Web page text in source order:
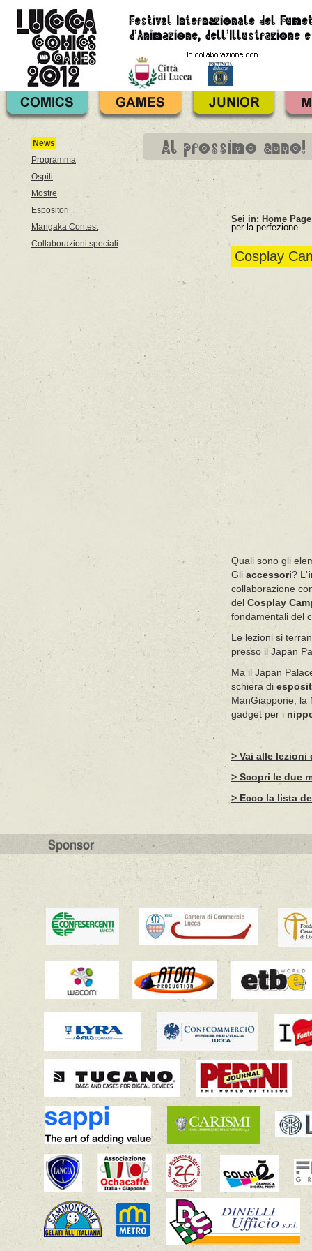
Al prossimo anno!
News
Programma
Ospiti
Mostre
Espositori
Mangaka Contest
Collaborazioni speciali
Sei in: Home Page
per la perfezione
Cosplay
Quali sono gli
Gli accessori? L'
collaborazione
del Cosplay
fondamentali del
Le lezioni si
presso il Japan
Ma il Japan
schiera di
ManGiappone, la
gadget per i
> Vai alle lezioni
> Scopri le due
> Ecco la lista